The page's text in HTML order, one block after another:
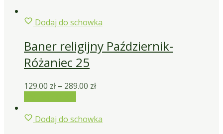
Dodaj do schowka
Baner religijny Październik-
Różaniec 25
129.00 zł – 289.00 zł
Dodaj do schowka